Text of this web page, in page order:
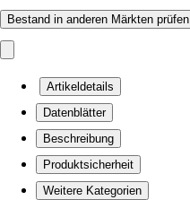
Bestand in anderen Märkten prüfen
Artikeldetails
Datenblätter
Beschreibung
Produktsicherheit
Weitere Kategorien